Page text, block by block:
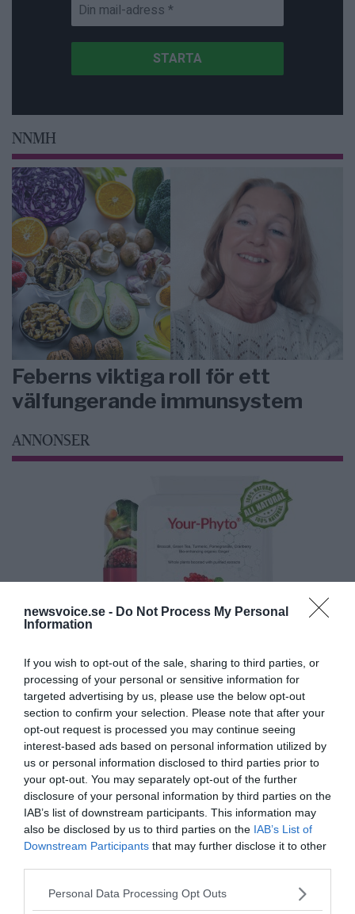
newsvoice.se - Do Not Process My Personal
Information
If you wish to opt-out of the sale, sharing to third parties, or
processing of your personal or sensitive information for
targeted advertising by us, please use the below opt-out
section to confirm your selection. Please note that after your
opt-out request is processed you may continue seeing
interest-based ads based on personal information utilized by
us or personal information disclosed to third parties prior to
your opt-out. You may separately opt-out of the further
disclosure of your personal information by third parties on the
IAB’s list of downstream participants. This information may
also be disclosed by us to third parties on the IAB’s List of
Downstream Participants that may further disclose it to other
Please note that this website/app uses one or more Google
Personal Data Processing Opt Outs
NNMH
Feberns viktiga roll för ett
välfungerande immunsystem
ANNONSER